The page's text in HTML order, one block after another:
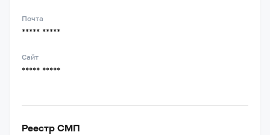
Почта
***** *****
Сайт
***** *****
Реестр СМП